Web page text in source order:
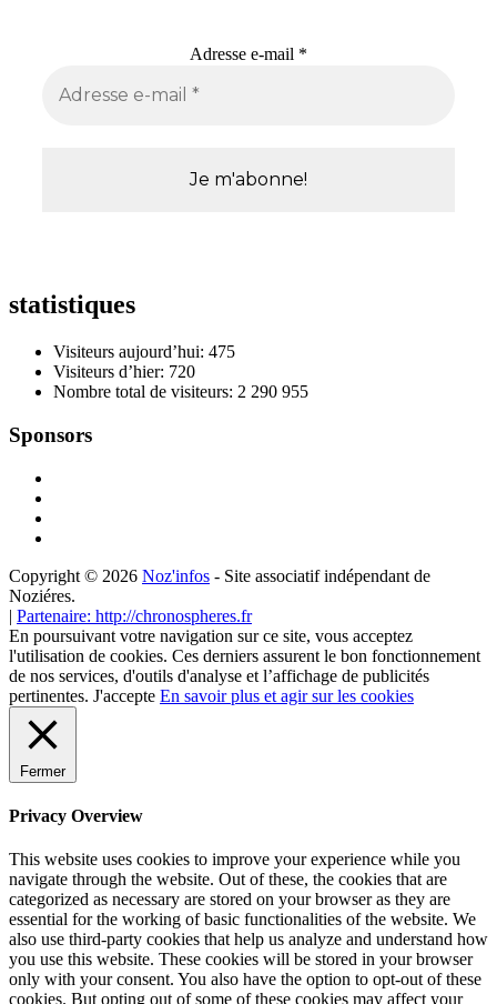
Adresse e-mail *
statistiques
Visiteurs aujourd’hui: 475
Visiteurs d’hier: 720
Nombre total de visiteurs: 2 290 955
Sponsors
Copyright © 2026 Noz'infos - Site associatif indépendant de
Noziéres.
| Partenaire: http://chronospheres.fr
En poursuivant votre navigation sur ce site, vous acceptez
l'utilisation de cookies. Ces derniers assurent le bon fonctionnement
de nos services, d'outils d'analyse et l’affichage de publicités
pertinentes. J'accepte En savoir plus et agir sur les cookies
Fermer
Privacy Overview
This website uses cookies to improve your experience while you
navigate through the website. Out of these, the cookies that are
categorized as necessary are stored on your browser as they are
essential for the working of basic functionalities of the website. We
also use third-party cookies that help us analyze and understand how
you use this website. These cookies will be stored in your browser
only with your consent. You also have the option to opt-out of these
cookies. But opting out of some of these cookies may affect your